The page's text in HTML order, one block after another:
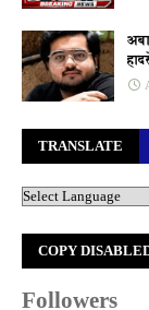
TRANSLATE
COPY
Followers